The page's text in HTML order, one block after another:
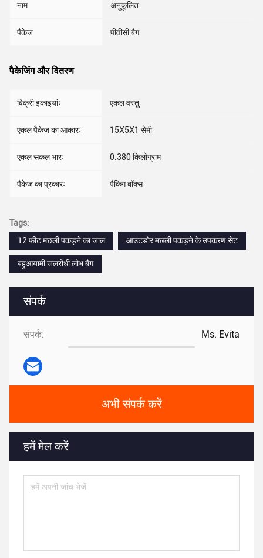
संपर्क
संपर्क: Ms. Evita
अभी संपर्क करें
हमें मेल करें
नाम अनुकूलित
पैकेज पीवीसी बैग
पैकेजिंग और वितरण
बिक्री इकाइयांः एकल वस्तु
एकल पैकेज का आकारः 15X5X1 सेमी
एकल सकल भारः 0.380 किलोग्राम
पैकेज का प्रकारः पैकिंग बॉक्स
Tags:
12 फीट मछली पकड़ने का जाल
आउटडोर मछली पकड़ने के उपकरण सेट
बहुआयामी जलरोधी लोभ बैग